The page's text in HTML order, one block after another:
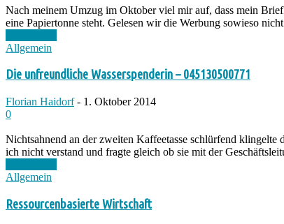
Nach meinem Umzug im Oktober viel mir auf, dass mein
eine Papiertonne steht. Gelesen wir die Werbung sowieso
Allgemein
Die unfreundliche Wasserspenderin – 045130500771
Florian Haidorf - 1. Oktober 2014
0
Nichtsahnend an der zweiten Kaffeetasse schlürfend
ich nicht verstand und fragte gleich ob sie mit der
Allgemein
Ressourcenbasierte Wirtschaft